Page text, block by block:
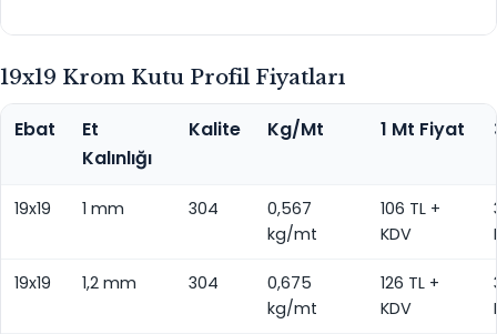
19x19 Krom Kutu Profil Fiyatları
Ebat
Et
Kalınlığı
Kalite Kg/Mt 1 Mt Fiyat
19x19 1 mm 304
0,567
kg/mt
106 TL +
KDV
19x19 1,2 mm 304
0,675
kg/mt
126 TL +
KDV